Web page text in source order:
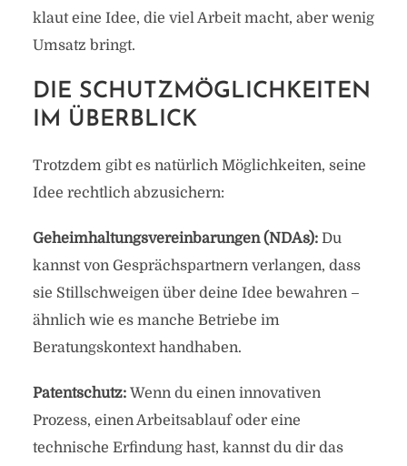
klaut eine Idee, die viel Arbeit macht, aber wenig
Umsatz bringt.
DIE SCHUTZMÖGLICHKEITEN
IM ÜBERBLICK
Trotzdem gibt es natürlich Möglichkeiten, seine
Idee rechtlich abzusichern:
Geheimhaltungsvereinbarungen (NDAs):Du
kannst von Gesprächspartnern verlangen, dass
sie Stillschweigen über deine Idee bewahren –
ähnlich wie es manche Betriebe im
Beratungskontext handhaben.
Patentschutz:Wenn du einen innovativen
Prozess, einen Arbeitsablauf oder eine
technische Erfindung hast, kannst du dir das